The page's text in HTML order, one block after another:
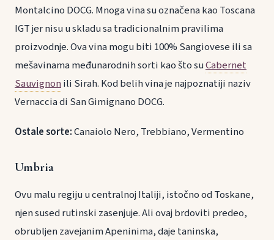
Montalcino DOCG. Mnoga vina su označena kao Toscana
IGT jer nisu u skladu sa tradicionalnim pravilima
proizvodnje. Ova vina mogu biti 100% Sangiovese ili sa
mešavinama međunarodnih sorti kao što suCabernet
Sauvignonili Sirah. Kod belih vina je najpoznatiji naziv
Vernaccia di San Gimignano DOCG.
Ostale sorte:Canaiolo Nero, Trebbiano, Vermentino
Umbria
Ovu malu regiju u centralnoj Italiji, istočno od Toskane,
njen sused rutinski zasenjuje. Ali ovaj brdoviti predeo,
obrubljen zavejanim Apeninima, daje taninska,